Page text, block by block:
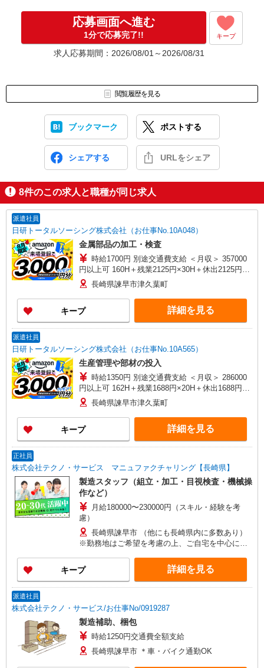
応募画面へ進む
1分で応募完了!! キープ
求人応募期間：2026/08/01～2026/08/31
閲覧履歴を見る
ブックマーク ポストする
シェアする URLをシェア
8件のこの求人と職種が同じ求人
派遣社員
日研トータルソーシング株式会社（お仕事No.10A048）
金属部品の加工・検査
時給1700円 別途交通費支給 ＜月収＞ 357000
円以上可 160H＋残業2125円×30H＋休出2125円
×10H長崎県諫早市津久葉町
キープ 詳細を見る
派遣社員
日研トータルソーシング株式会社（お仕事No.10A565）
生産管理や部材の投入
時給1350円 別途交通費支給 ＜月収＞ 286000
円以上可 162H＋残業1688円×20H＋休出1688円
×10.83H＋深夜338円×48H
長崎県諫早市津久葉町
キープ 詳細を見る
正社員
株式会社テクノ・サービス マニュファクチャリング【長崎県】
製造スタッフ（組立・加工・目視検査・機械操
作など）
月給180000〜230000円（スキル・経験を考
慮）
長崎県諫早市 （他にも長崎県内に多数あり）
※勤務地はご希望を考慮の上、ご自宅を中心に通
し）
キープ 詳細を見る
派遣社員
株式会社テクノ・サービス/お仕事No/0919287
製造補助、梱包
時給1250円交通費全額支給
長崎県諫早市 ＊車・バイク通勤OK